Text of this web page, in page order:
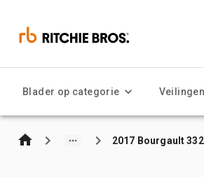
Blader op categorie Veilingen
2017 Bourgault